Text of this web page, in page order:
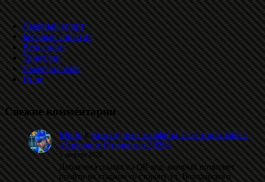
Лыжный спорт
Беговые события
Велоспорт
Триатлон
Лыжероллеры
Иное
Свежие комментарии
MinfoкКомандные эстафеты 7-го этапа забега
«Здоровое Отечество 2026»
5 августа 2026
Добавлена ссылка на QR-код, который позволяет
пройти на стадион со сторону ул. Володарского.